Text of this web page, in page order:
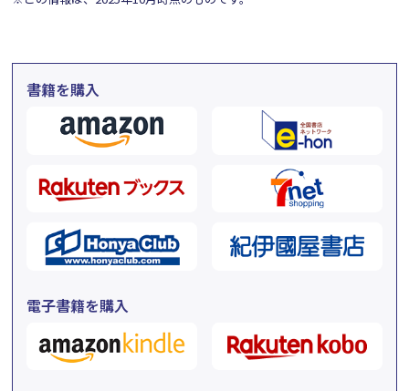
書籍を購入
電子書籍を購入